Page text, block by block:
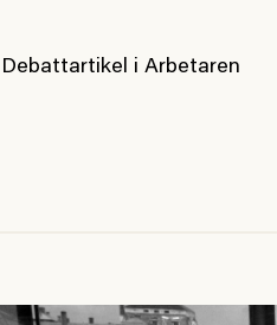
Debattartikel i Arbetaren